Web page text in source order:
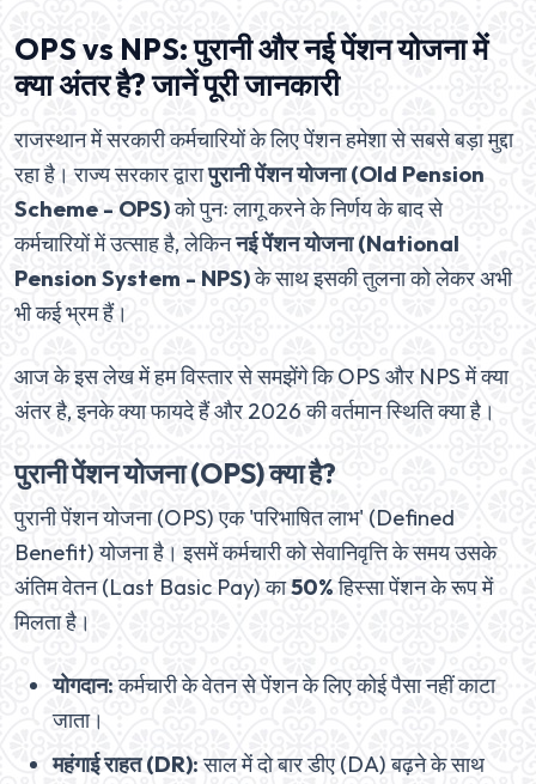
OPS vs NPS: पुरानी और नई पेंशन योजना में
क्या अंतर है? जानें पूरी जानकारी
राजस्थान में सरकारी कर्मचारियों के लिए पेंशन हमेशा से सबसे बड़ा मुद्दा
रहा है। राज्य सरकार द्वारापुरानी पेंशन योजना (Old Pension
Scheme - OPS)को पुनः लागू करने के निर्णय के बाद से
कर्मचारियों में उत्साह है, लेकिननई पेंशन योजना (National
Pension System - NPS)के साथ इसकी तुलना को लेकर अभी
भी कई भ्रम हैं।
आज के इस लेख में हम विस्तार से समझेंगे कि OPS और NPS में क्या
अंतर है, इनके क्या फायदे हैं और 2026 की वर्तमान स्थिति क्या है।
पुरानी पेंशन योजना (OPS) क्या है?
पुरानी पेंशन योजना (OPS) एक 'परिभाषित लाभ' (Defined
Benefit) योजना है। इसमें कर्मचारी को सेवानिवृत्ति के समय उसके
अंतिम वेतन (Last Basic Pay) का50%हिस्सा पेंशन के रूप में
मिलता है।
योगदान:कर्मचारी के वेतन से पेंशन के लिए कोई पैसा नहीं काटा
जाता।
महंगाई राहत (DR):साल में दो बार डीए (DA) बढ़ने के साथ